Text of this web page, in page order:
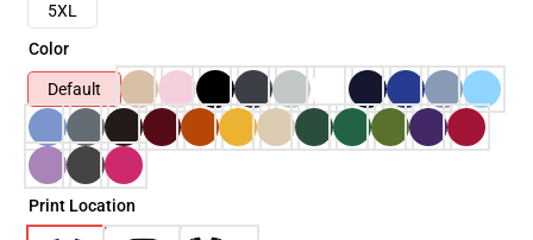
5XL
Color
Default
Print Location